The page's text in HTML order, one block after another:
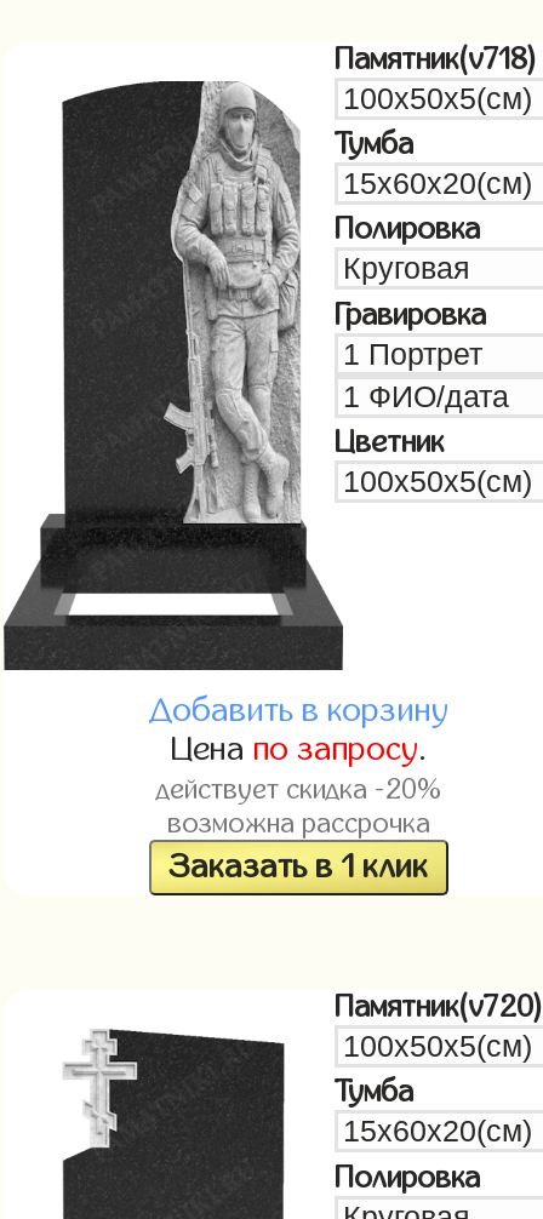
Памятник(v718)
Тумба
Полировка
Гравировка
Цветник
Добавить в корзину
Цена по запросу.
действует скидка -20%
возможна рассрочка
Заказать в 1 клик
Памятник(v720)
Тумба
Полировка